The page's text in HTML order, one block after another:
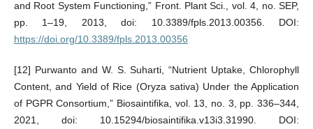
and Root System Functioning,” Front. Plant Sci., vol. 4, no. SEP,
pp. 1–19, 2013, doi: 10.3389/fpls.2013.00356. DOI:
https://doi.org/10.3389/fpls.2013.00356
[12] Purwanto and W. S. Suharti, “Nutrient Uptake, Chlorophyll
Content, and Yield of Rice (Oryza sativa) Under the Application
of PGPR Consortium,” Biosaintifika, vol. 13, no. 3, pp. 336–344,
2021, doi: 10.15294/biosaintifika.v13i3.31990. DOI: